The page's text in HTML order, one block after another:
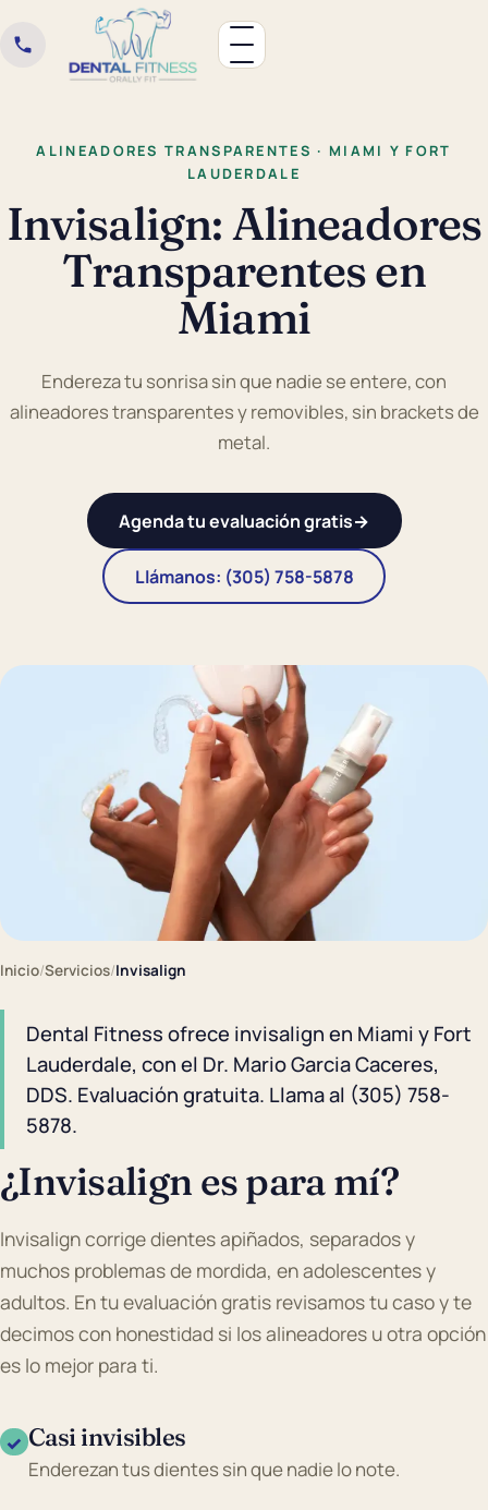
ALINEADORES TRANSPARENTES · MIAMI Y FORT
LAUDERDALE
Invisalign: Alineadores
Transparentes en
Miami
Endereza tu sonrisa sin que nadie se entere, con
alineadores transparentes y removibles, sin brackets de
metal.
Agenda tu evaluación gratis→
Llámanos: (305) 758-5878
Inicio/Servicios/Invisalign
Dental Fitness ofrece invisalign en Miami y Fort
Lauderdale, con el Dr. Mario Garcia Caceres,
DDS. Evaluación gratuita. Llama al (305) 758-
5878.
¿Invisalign es para mí?
Invisalign corrige dientes apiñados, separados y
muchos problemas de mordida, en adolescentes y
adultos. En tu evaluación gratis revisamos tu caso y te
decimos con honestidad si los alineadores u otra opción
es lo mejor para ti.
✓ Casi invisibles
Enderezan tus dientes sin que nadie lo note.